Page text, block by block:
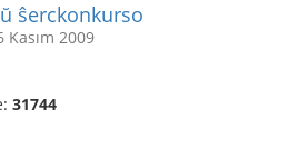
ŝerckonkurso
Kasım 2009
31744